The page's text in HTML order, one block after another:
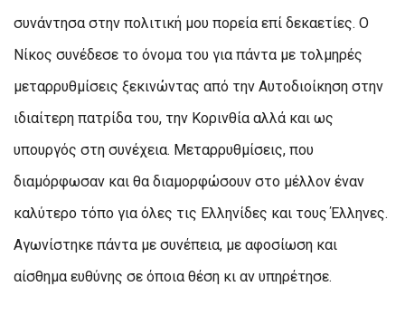
συνάντησα στην πολιτική μου πορεία επί δεκαετίες. Ο
Νίκος συνέδεσε το όνομα του για πάντα με τολμηρές
μεταρρυθμίσεις ξεκινώντας από την Αυτοδιοίκηση στην
ιδιαίτερη πατρίδα του, την Κορινθία αλλά και ως
υπουργός στη συνέχεια. Μεταρρυθμίσεις, που
διαμόρφωσαν και θα διαμορφώσουν στο μέλλον έναν
καλύτερο τόπο για όλες τις Ελληνίδες και τους Έλληνες.
Αγωνίστηκε πάντα με συνέπεια, με αφοσίωση και
αίσθημα ευθύνης σε όποια θέση κι αν υπηρέτησε.